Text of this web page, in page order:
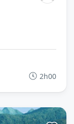
2h00